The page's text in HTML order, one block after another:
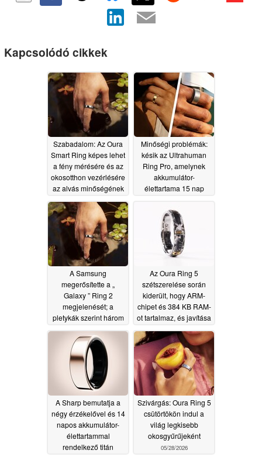
Kapcsolódó cikkek
Szabadalom: Az Oura
Smart Ring képes lehet
a fény mérésére és az
okosotthon vezérlésére
az alvás minőségének
javítása érdekében
07/17/2026
Minőségi problémák:
késik az Ultrahuman
Ring Pro, amelynek
akkumulátor-
élettartama 15 nap
A Samsung
megerősítette a „
Galaxy ” Ring 2
megjelenését; a
pletykák szerint három
új modell is
megjelenhet06/30/2026
Az Oura Ring 5
szétszerelése során
kiderült, hogy ARM-
chipet és 384 KB RAM-
ot tartalmaz, és javítása
lehetetlen06/23/2026
A Sharp bemutatja a
négy érzékelővel és 14
napos akkumulátor-
élettartammal
rendelkező titán
Szivárgás: Oura Ring 5
csütörtökön indul a
világ legkisebb
okosgyűrűjeként
05/28/2026